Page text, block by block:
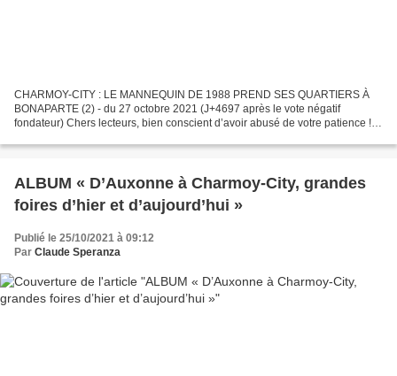
CHARMOY-CITY : LE MANNEQUIN DE 1988 PREND SES QUARTIERS À
BONAPARTE (2) - du 27 octobre 2021 (J+4697 après le vote négatif
fondateur) Chers lecteurs, bien conscient d’avoir abusé de votre patience !
ALBUM « D’Auxonne à Charmoy-City, grandes
foires d’hier et d’aujourd’hui »
Publié le 25/10/2021 à 09:12
Par Claude Speranza